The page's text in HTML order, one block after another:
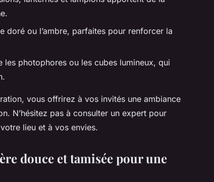
doré ou l’ambre, parfaites pour renforcer la
les photophores ou les cubes lumineux, qui
vous offrirez à vos invités une ambiance
N’hésitez pas à consulter un expert pour
lieu et à vos envies.
douce et tamisée pour une